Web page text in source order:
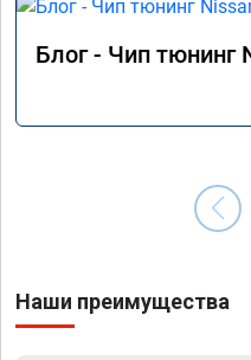
Блог - Чип тюнинг
Наши преимущества